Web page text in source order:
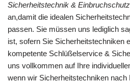
Sicherheitstechnik & Einbruchschutz
an,damit die idealen
passen. Sie müssen uns lediglich
ist, sofern Sie Sicherheitstechniken
kompetente Schlüßelservice &
uns vollkommen auf Ihre
wenn wir Sicherheitstechniken nach